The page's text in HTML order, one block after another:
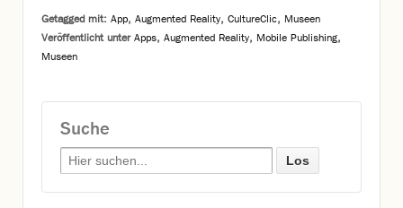
Getagged mit: App, Augmented Reality, CultureClic, Museen
Veröffentlicht unter Apps, Augmented Reality, Mobile Publishing,
Museen
Suche
Search for: